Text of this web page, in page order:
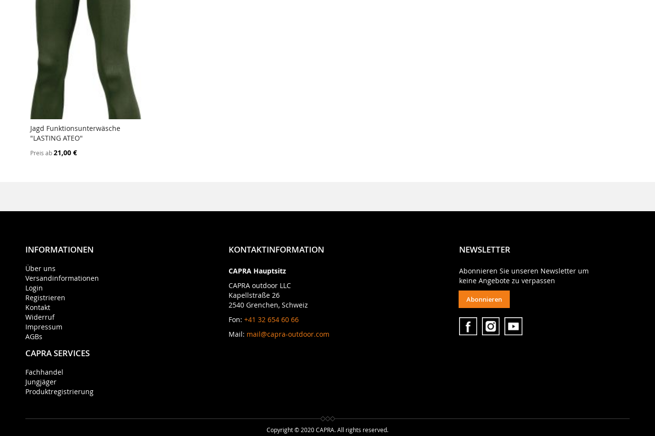
ZUR
VERGLEICHSLISTE
Jagd Funktionsunterwäsche
"LASTING ATEO"
Preis ab21,00 €
INFORMATIONEN
Über uns
Versandinformationen
Login
Registrieren
Kontakt
Widerruf
Impressum
AGBs
CAPRA SERVICES
Fachhandel
Jungjäger
Produktregistrierung
KONTAKTINFORMATION
CAPRA Hauptsitz
CAPRA outdoor LLC
Kapellstraße 26
2540 Grenchen, Schweiz
Fon: +41 32 654 60 66
Mail: mail@capra-outdoor.com
NEWSLETTER
Abonnieren Sie unseren Newsletter um
keine Angebote zu verpassen
Abonnieren
Copyright © 2020 CAPRA. All rights reserved.